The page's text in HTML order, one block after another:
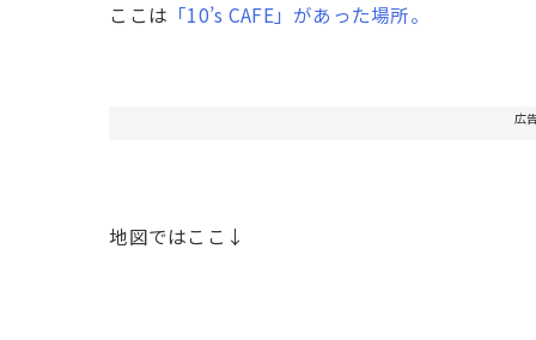
ここは 「10’s CAFE」があった場所。
広
地図ではここ↓